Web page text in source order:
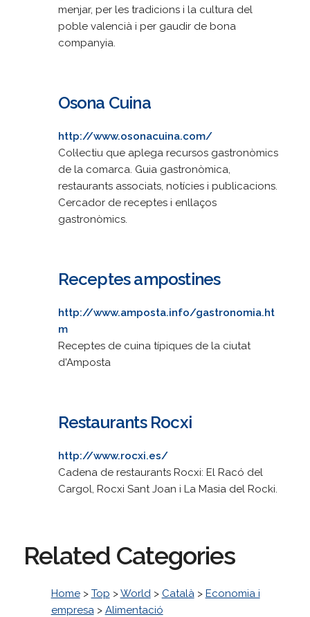
menjar, per les tradicions i la cultura del
poble valencià i per gaudir de bona
companyia.
Osona Cuina
http://www.osonacuina.com/
Col·lectiu que aplega recursos gastronòmics
de la comarca. Guia gastronòmica,
restaurants associats, notícies i publicacions.
Cercador de receptes i enllaços
gastronòmics.
Receptes ampostines
http://www.amposta.info/gastronomia.ht
m
Receptes de cuina típiques de la ciutat
d'Amposta
Restaurants Rocxi
http://www.rocxi.es/
Cadena de restaurants Rocxi: El Racó del
Cargol, Rocxi Sant Joan i La Masia del Rocki.
Related Categories
Home> Top >World> Català> Economia i
empresa> Alimentació